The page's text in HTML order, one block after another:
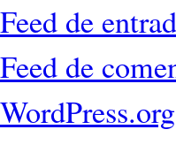
Feed de
Feed de
WordPress.org